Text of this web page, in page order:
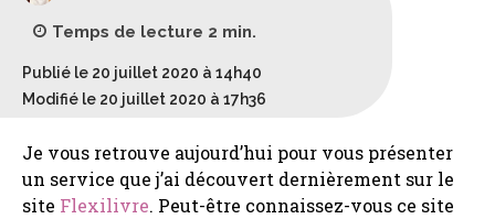
Temps de lecture 2 min.
Publié le 20 juillet 2020 à 14h40
Modifié le 20 juillet 2020 à 17h36
Je vous retrouve aujourd’hui pour vous présenter
un service que j’ai découvert dernièrement sur le
site Flexilivre. Peut-être connaissez-vous ce site